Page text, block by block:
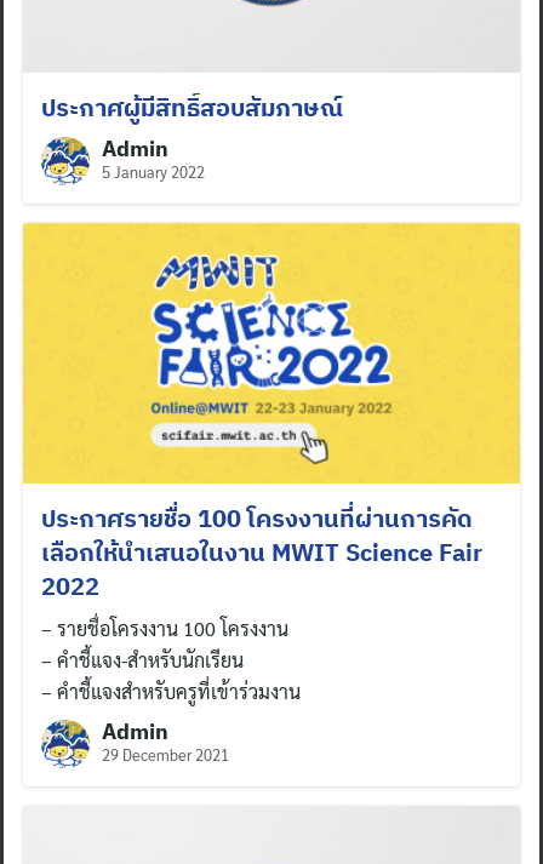
ประกาศผู้มีสิทธิ์สอบสัมภาษณ์
Admin
5 January 2022
ประกาศรายชื่อ 100 โครงงานที่ผ่านการคัด
เลือกให้นำเสนอในงาน MWIT Science Fair
2022
– รายชื่อโครงงาน 100 โครงงาน
– คำชี้แจง-สำหรับนักเรียน
– คำชี้แจงสำหรับครูที่เข้าร่วมงาน
Admin
29 December 2021